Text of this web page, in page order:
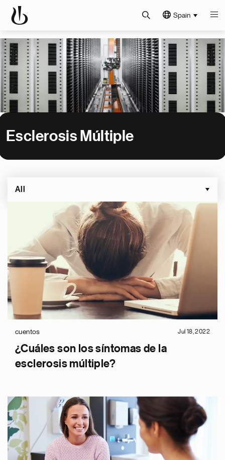
Spain
Esclerosis Múltiple
All
cuentos Jul 18, 2022
¿Cuáles son los síntomas de la
esclerosis múltiple?